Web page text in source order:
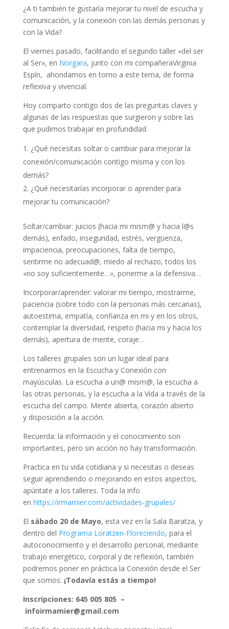
¿A ti también te gustaría mejorar tu nivel de escucha y
comunicación, y la conexión con las demás personas y
con la Vida?
El viernes pasado, facilitando el segundo taller «del ser
al Ser», en Norgara, junto con mi compañeraVirginia
Espín, ahondamos en torno a este tema, de forma
reflexiva y vivencial.
Hoy comparto contigo dos de las preguntas claves y
algunas de las respuestas que surgieron y sobre las
que pudimos trabajar en profundidad.
¿Qué necesitas soltar o cambiar para mejorar la
conexión/comunicación contigo misma y con los
demás?
¿Qué necesitarías incorporar o aprender para
mejorar tu comunicación?
Soltar/cambiar: juicios (hacia mi mism@ y hacia l@s
demás), enfado, inseguridad, estrés, vergüenza,
impaciencia, preocupaciones, falta de tiempo,
sentirme no adecuad@, miedo al rechazo, todos los
«no soy suficientemente…», ponerme a la defensiva…
Incorporar/aprender: valorar mi tiempo, mostrarme,
paciencia (sobre todo con la personas más cercanas),
autoestima, empatía, confianza en mi y en los otros,
contemplar la diversidad, respeto (hacia mi y hacia los
demás), apertura de mente, coraje…
Los talleres grupales son un lugar ideal para
entrenarmos en la Escucha y Conexión con
mayúsculas. La escucha a un@ mism@, la escucha a
las otras personas, y la escucha a la Vida a través de la
escucha del campo. Mente abierta, corazón abierto
y disposición a la acción.
Recuerda: la información y el conocimiento son
importantes, pero sin acción no hay transformación.
Practica en tu vida cotidiana y si necesitas o deseas
seguir aprendiendo o mejorando en estos aspectos,
apúntate a los talleres. Toda la info
en https://irmamier.com/actividades-grupales/
El sábado 20 de Mayo, esta vez en la Sala Baratza, y
dentro del Programa Loratzen-Floreciendo, para el
autoconocimiento y el desarrollo personal, mediante
trabajo energético, corporal y de reflexión, también
podremos poner en práctica la Conexión desde el Ser
que somos. ¡Todavía estás a tiempo!
Inscripciones: 645 005 805 –
infoirmamier@gmail.com